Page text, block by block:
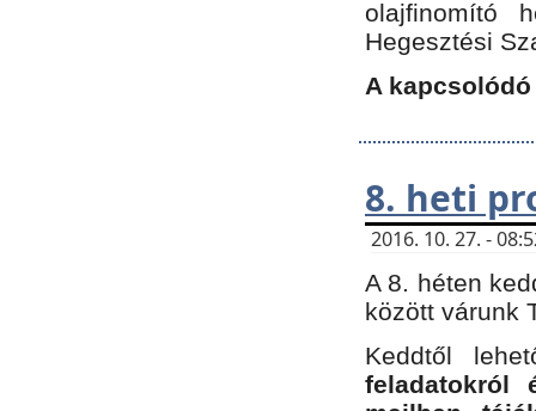
olajfinomító
Hegesztési
A
8. heti
2016. 10. 27. -
A 8. héten
között várunk
Keddtől
feladatokról